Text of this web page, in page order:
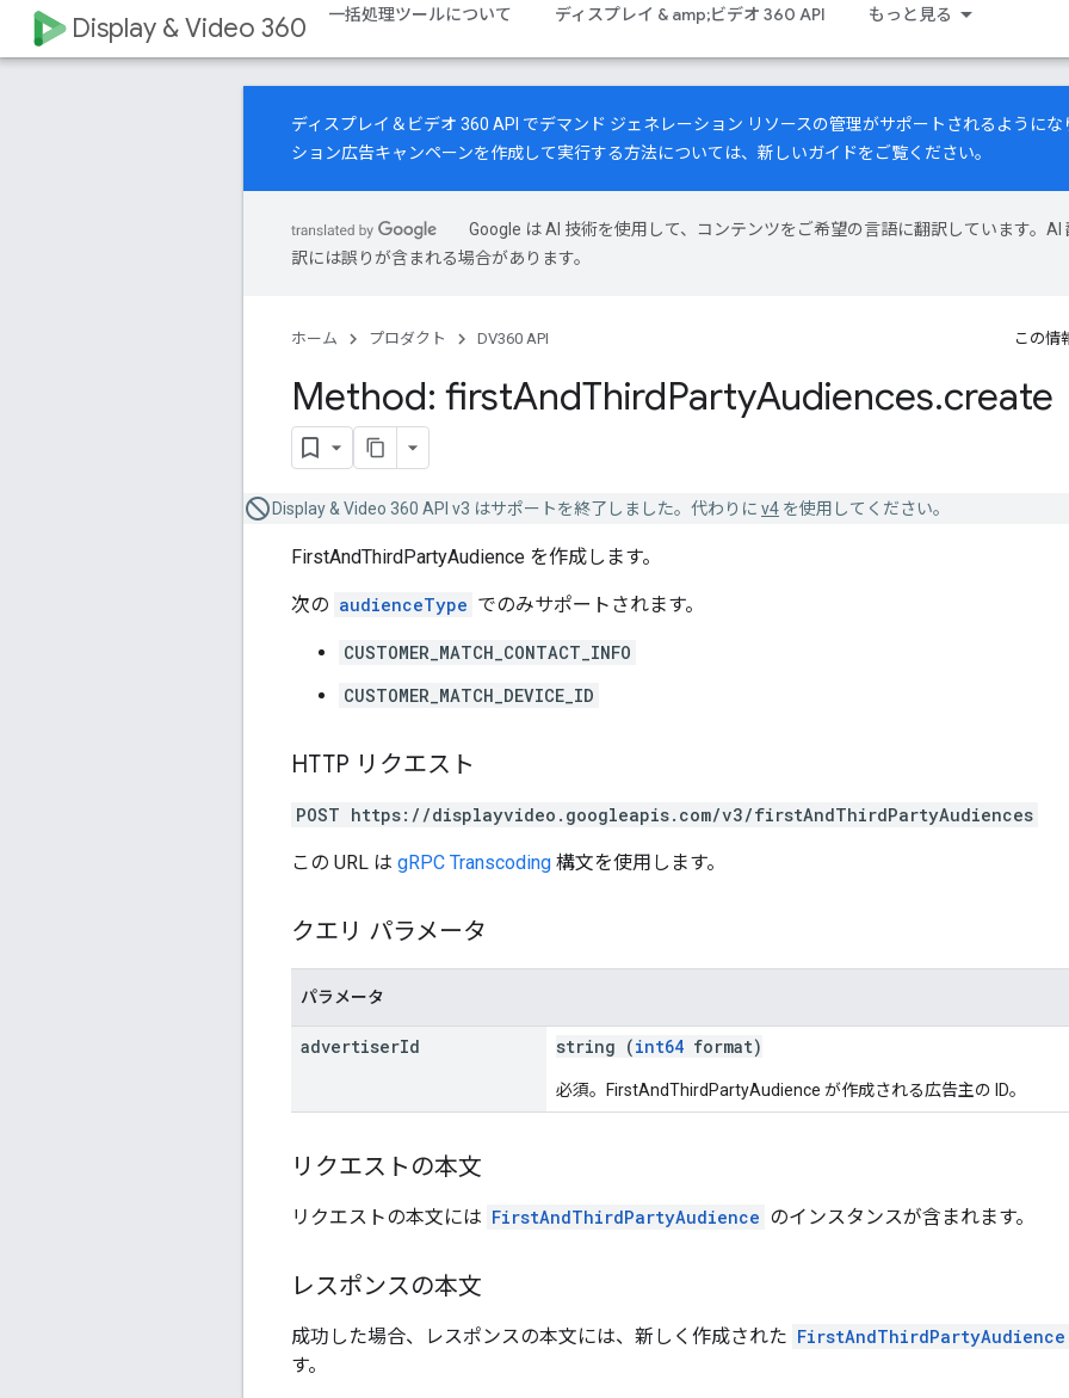
Display & Video 360 一括処理ツールについて ディスプレイ & amp;ビデオ 360 API もっと見る
ディスプレイ＆ビデオ 360 API でデマンド ジェネレーション リソースの管理がサポートされるように
ション広告キャンペーンを作成して実行する方法については、 新しいガイドをご覧ください。
Google は AI 技術を使用して、コンテンツをご希望の言語に翻訳しています。AI
訳には誤りが含まれる場合があります。
ホーム プロダクト DV360 API この情
Method: firstAndThirdPartyAudiences.create
Display & Video 360 API v3 はサポートを終了しました。代わりに v4 を使用してください。
FirstAndThirdPartyAudience を作成します。
次の audienceType でのみサポートされます。
CUSTOMER_MATCH_CONTACT_INFO
CUSTOMER_MATCH_DEVICE_ID
HTTP リクエスト
POST https://displayvideo.googleapis.com/v3/firstAndThirdPartyAudiences
この URL は gRPC Transcoding 構文を使用します。
クエリ パラメータ
パラメータ
advertiserId string (int64 format)
必須。FirstAndThirdPartyAudience が作成される広告主の ID。
リクエストの本文
リクエストの本文には FirstAndThirdPartyAudience のインスタンスが含まれます。
レスポンスの本文
成功した場合、レスポンスの本文には、新しく作成された FirstAndThirdPartyAudience
す。